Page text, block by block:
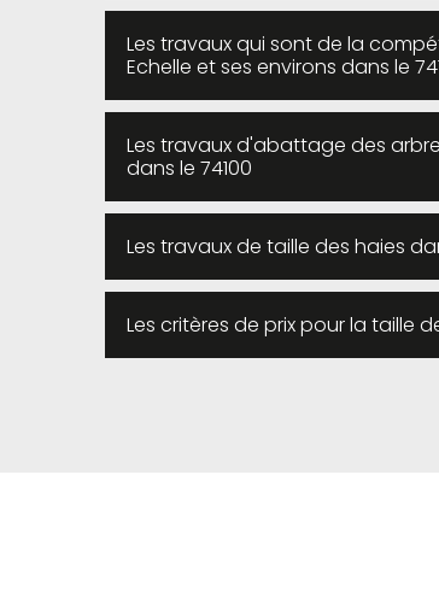
Les travaux qui sont de la
Echelle et ses environs dans le
Les travaux d'abattage des
dans le 74100
Les travaux de taille des haies
Les critères de prix pour la taille